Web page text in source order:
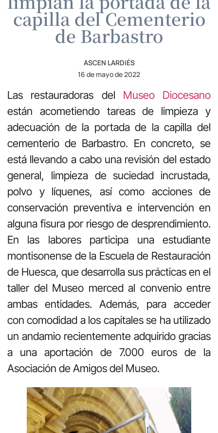
capilla del Cementerio
de Barbastro
ASCEN LARDIÉS
16 de mayo de 2022
Las restauradoras del Museo Diocesano
están acometiendo tareas de limpieza y
adecuación de la portada de la capilla del
cementerio de Barbastro. En concreto, se
está llevando a cabo una revisión del estado
general, limpieza de suciedad incrustada,
polvo y líquenes, así como acciones de
conservación preventiva e intervención en
alguna fisura por riesgo de desprendimiento.
En las labores participa una estudiante
montisonense de la Escuela de Restauración
de Huesca, que desarrolla sus prácticas en el
taller del Museo merced al convenio entre
ambas entidades. Además, para acceder
con comodidad a los capitales se ha utilizado
un andamio recientemente adquirido gracias
a una aportación de 7.000 euros de la
Asociación de Amigos del Museo.